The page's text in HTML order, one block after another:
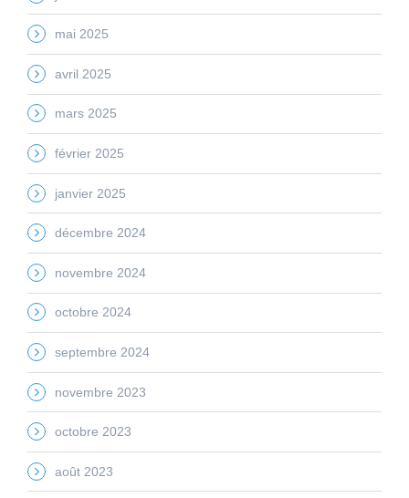
mai 2025
avril 2025
mars 2025
février 2025
janvier 2025
décembre 2024
novembre 2024
octobre 2024
septembre 2024
novembre 2023
octobre 2023
août 2023